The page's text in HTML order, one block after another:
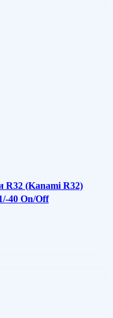
R32 (Kanami R32)
40 On/Off